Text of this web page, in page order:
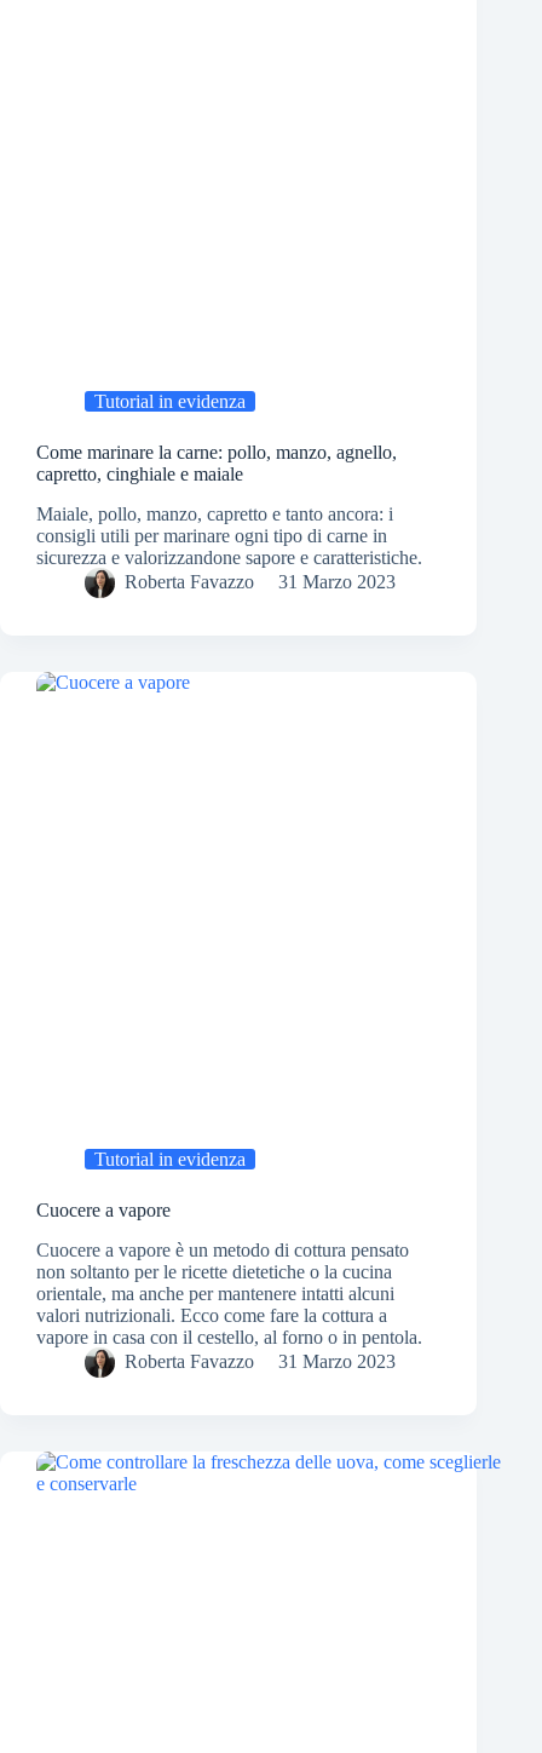
Tutorial in evidenza
Come marinare la carne: pollo, manzo, agnello,
capretto, cinghiale e maiale
Maiale, pollo, manzo, capretto e tanto ancora: i
consigli utili per marinare ogni tipo di carne in
sicurezza e valorizzandone sapore e caratteristiche.
Roberta Favazzo
31 Marzo 2023
Tutorial in evidenza
Cuocere a vapore
Cuocere a vapore è un metodo di cottura pensato
non soltanto per le ricette dietetiche o la cucina
orientale, ma anche per mantenere intatti alcuni
valori nutrizionali. Ecco come fare la cottura a
vapore in casa con il cestello, al forno o in pentola.
Roberta Favazzo
31 Marzo 2023